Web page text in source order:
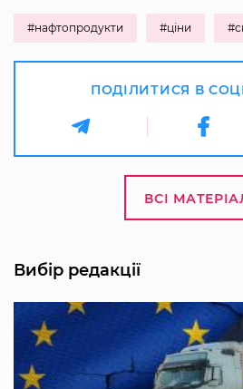
#нафтопродукти #ціни
ПОДІЛИТИСЯ В
ВСІ
Вибір редакції